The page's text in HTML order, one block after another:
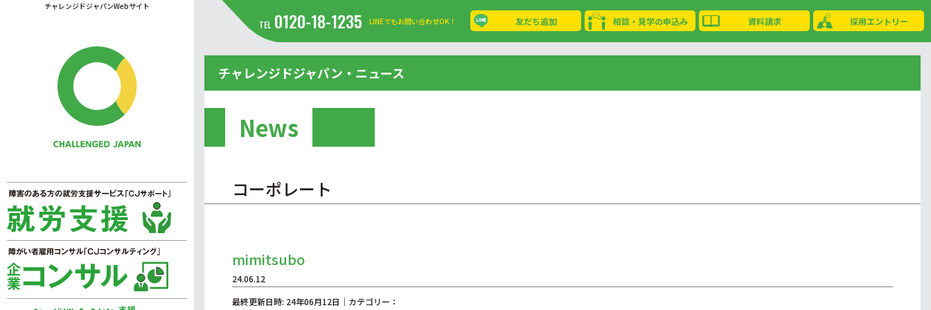
チャレンジドジャパンWebサイト
TEL 0120-18-1235 LINEでもお問い合わせOK！ 友だち追加 相談・見学の申込み 資料請求 採用エントリー
チャレンジドジャパン・ニュース
News
コーポレート
mimitsubo
24.06.12
最終更新日時: 24年06月12日｜カテゴリー：